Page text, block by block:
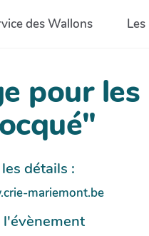
des Wallons Les
pour
détails :
mariemont.be